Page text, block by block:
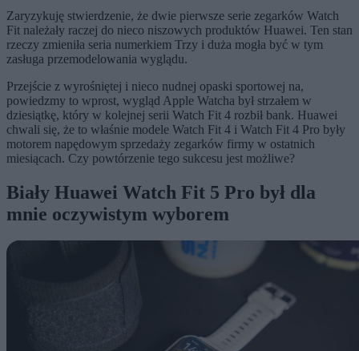
Zaryzykuję stwierdzenie, że dwie pierwsze serie zegarków Watch
Fit należały raczej do nieco niszowych produktów Huawei. Ten stan
rzeczy zmieniła seria numerkiem Trzy i duża mogła być w tym
zasługa przemodelowania wyglądu.
Przejście z wyrośniętej i nieco nudnej opaski sportowej na,
powiedzmy to wprost, wygląd Apple Watcha był strzałem w
dziesiątkę, który w kolejnej serii Watch Fit 4 rozbił bank. Huawei
chwali się, że to właśnie modele Watch Fit 4 i Watch Fit 4 Pro były
motorem napędowym sprzedaży zegarków firmy w ostatnich
miesiącach. Czy powtórzenie tego sukcesu jest możliwe?
Biały Huawei Watch Fit 5 Pro był dla
mnie oczywistym wyborem